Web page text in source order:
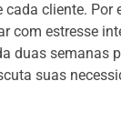
cada cliente.
com estresse
duas semanas
suas